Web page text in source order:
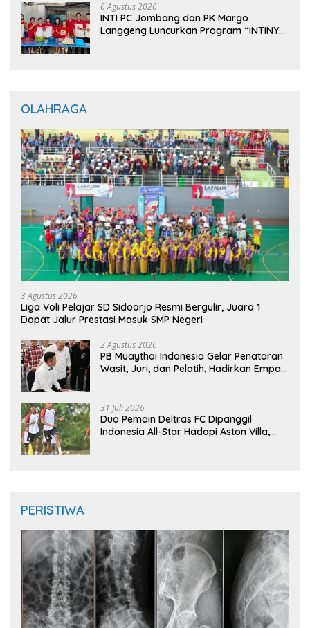
6 Agustus 2026
INTI PC Jombang dan PK Margo
Langgeng Luncurkan Program “INTINYA
OLAHRAGA
3 Agustus 2026
Liga Voli Pelajar SD Sidoarjo Resmi Bergulir, Juara 1
Dapat Jalur Prestasi Masuk SMP Negeri
2 Agustus 2026
PB Muaythai Indonesia Gelar Penataran
Wasit, Juri, dan Pelatih, Hadirkan Empat
31 Juli 2026
Dua Pemain Deltras FC Dipanggil
Indonesia All-Star Hadapi Aston Villa,
PERISTIWA